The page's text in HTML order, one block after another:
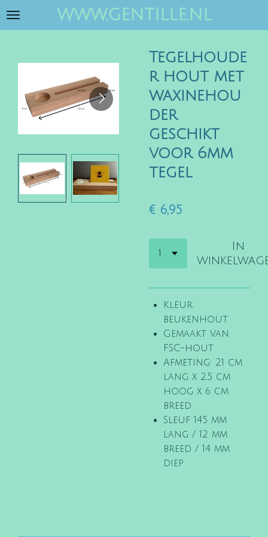
Ga
www.gentille.nl
Tegelhoude
r hout met
waxinehou
der
geschikt
voor 6mm
tegel
€ 6,95
In
Kleur:
beukenhout
Gemaakt van
FSC-hout
Afmeting: 21 cm
lang x 2,5 cm
hoog x 6 cm
breed
Sleuf 145 mm
lang / 12 mm
breed / 14 mm
diep